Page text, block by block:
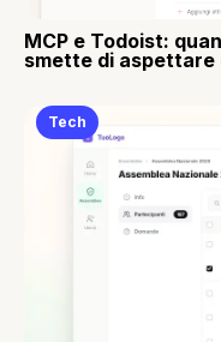
MCP e Todoist:
smette di aspettare
Tech